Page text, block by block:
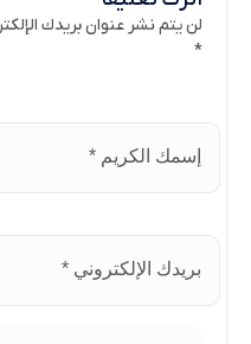
لن يتم نشر عنوان بريدك
*